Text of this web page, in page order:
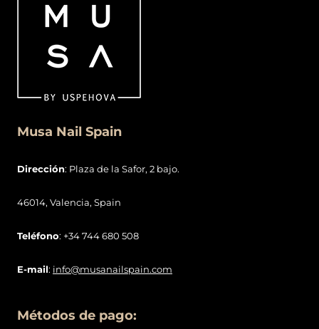
Musa Nail Spain
Dirección: Plaza de la Safor, 2 bajo.
46014, Valencia, Spain
Teléfono: +34 744 680 508
E-mail: info@musanailspain.com
Métodos de pago: